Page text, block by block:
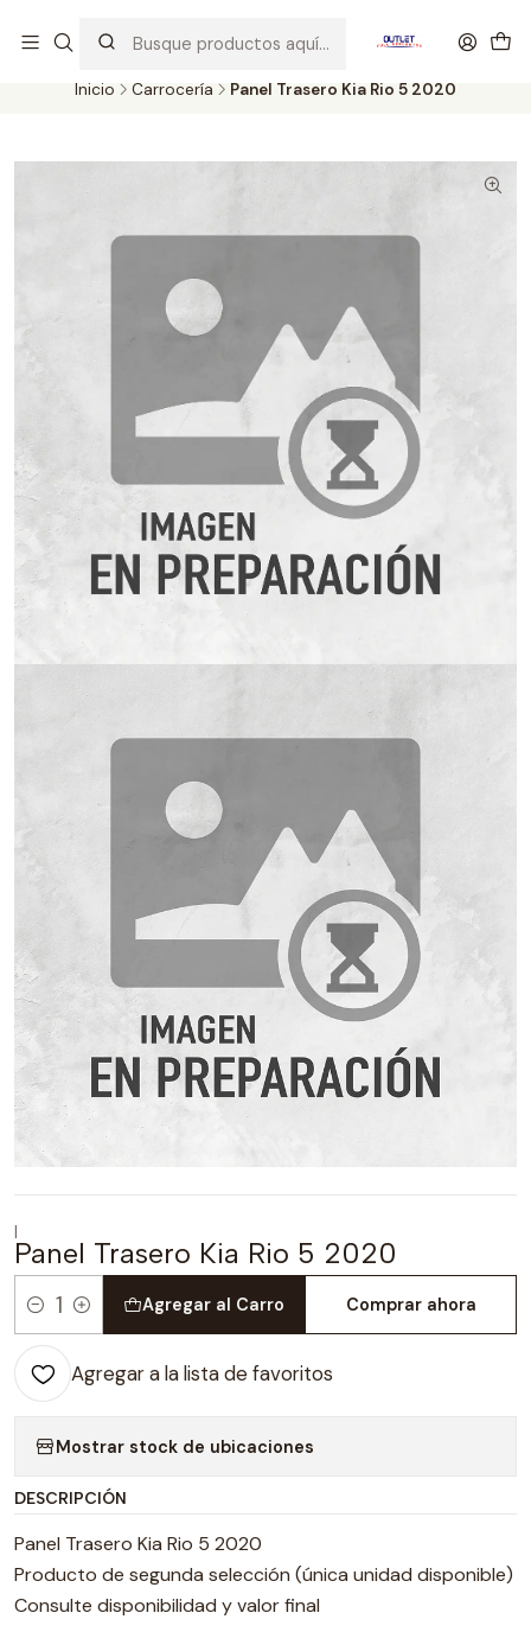
probados con altos estándares de calidad.
Inicio Carrocería Panel Trasero Kia Rio 5 2020
|
Panel Trasero Kia Rio 5 2020
Cantidad
Agregar al Carro Comprar ahora
Agregar a la lista de favoritos
Mostrar stock de ubicaciones
DESCRIPCIÓN
Panel Trasero Kia Rio 5 2020
Producto de segunda selección (única unidad disponible)
Consulte disponibilidad y valor final